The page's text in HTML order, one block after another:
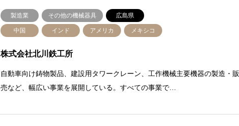
製造業 その他の機械器具 広島県
中国 インド アメリカ メキシコ
株式会社北川鉄工所
自動車向け鋳物製品、建設用タワークレーン、工作機械主要機器の製造・販
売など、幅広い事業を展開している。すべての事業で…